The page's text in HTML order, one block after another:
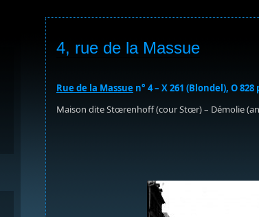
4, rue de la Massue
Rue de la Massue n° 4 – X 261 (Blondel), O
Maison dite Stœrenhoff (cour Stœr) – Démolie